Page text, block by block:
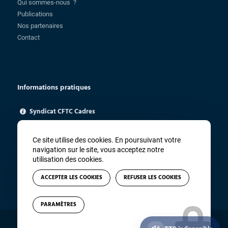
Qui sommes-nous ?
Publications
Nos partenaires
Contact
Informations pratiques
Syndicat CFTC Cadres
85 rue Charlot - 75003 Paris
ugica@cftc.fr
01 83 94 67 91
Winsiders
Ce site utilise des cookies. En poursuivant votre
navigation sur le site, vous acceptez notre
utilisation des cookies.
ACCEPTER LES COOKIES REFUSER LES COOKIES
PARAMÈTRES